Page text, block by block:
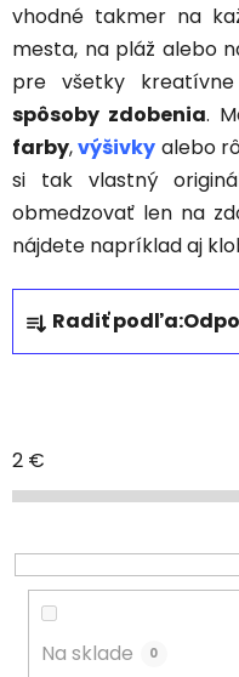
vhodné takmer na
mesta, na pláž alebo
pre všetky
spôsoby zdobenia.
farby,výšivky alebo
si tak vlastný
obmedzovať len na
nájdete napríklad aj
R
a
d
i
e
r
o
Radiť podľa:
2 €
Na sklade 0